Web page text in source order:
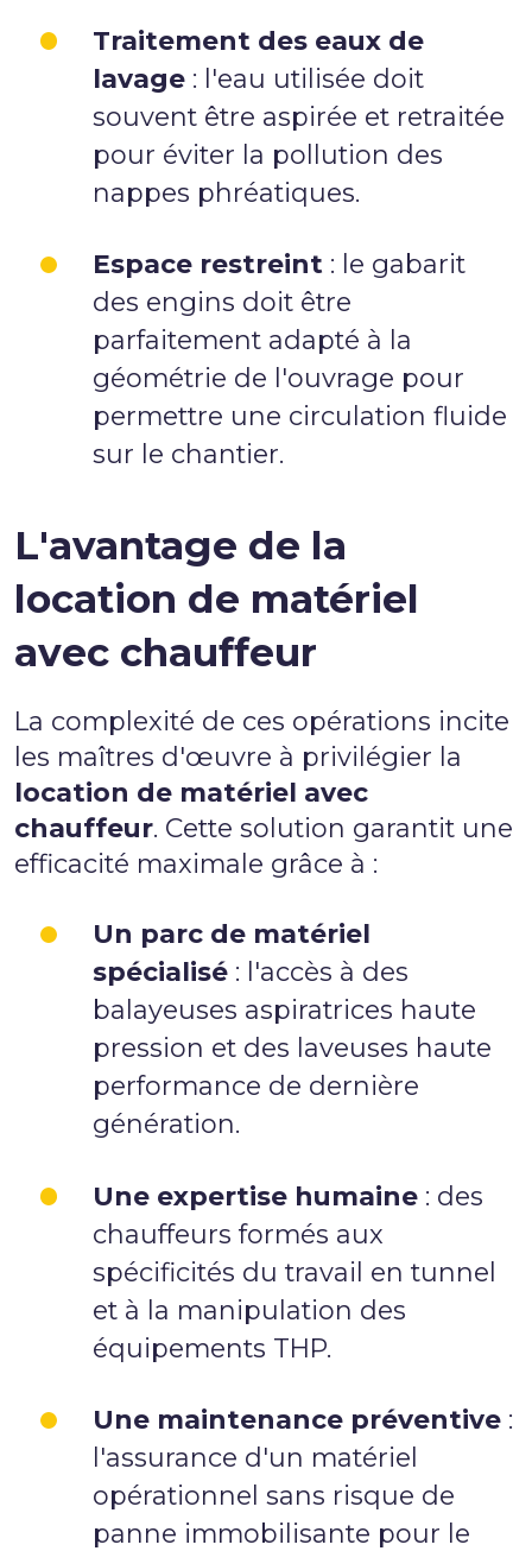
Traitement des eaux de
lavage: l'eau utilisée doit
souvent être aspirée et retraitée
pour éviter la pollution des
nappes phréatiques.
Espace restreint : le gabarit
des engins doit être
parfaitement adapté à la
géométrie de l'ouvrage pour
permettre une circulation fluide
sur le chantier.
L'avantage de la
location de matériel
avec chauffeur
La complexité de ces opérations incite
les maîtres d'œuvre à privilégier la
location de matériel avec
chauffeur. Cette solution garantit une
efficacité maximale grâce à :
Un parc de matériel
spécialisé: l'accès à des
balayeuses aspiratrices haute
pression et des laveuses haute
performance de dernière
génération.
Une expertise humaine: des
chauffeurs formés aux
spécificités du travail en tunnel
et à la manipulation des
équipements THP.
Une maintenance préventive:
l'assurance d'un matériel
opérationnel sans risque de
panne immobilisante pour le